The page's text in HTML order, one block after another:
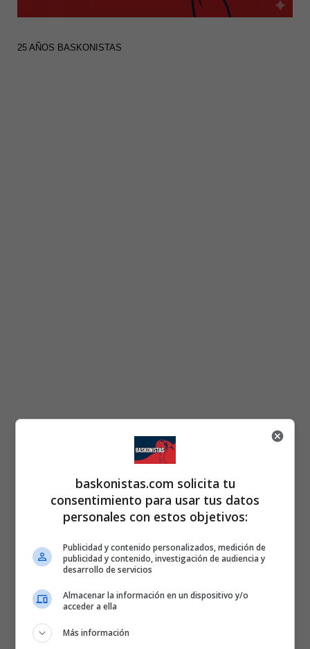
25 AÑOS BASKONISTAS
baskonistas.com solicita tu
consentimiento para usar tus datos
personales con estos objetivos:
Publicidad y contenido personalizados, medición de
publicidad y contenido, investigación de audiencia y
desarrollo de servicios
Almacenar la información en un dispositivo y/o
acceder a ella
Más información